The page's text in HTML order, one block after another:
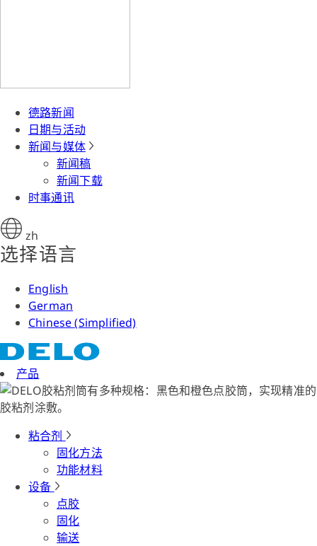
德路新闻
日期与活动
新闻与媒体
新闻稿
新闻下载
时事通讯
zh
选择语言
English
German
Chinese (Simplified)
产品
粘合剂
固化方法
功能材料
设备
点胶
固化
输送